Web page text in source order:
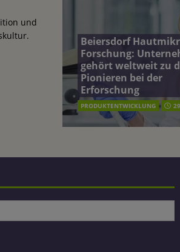
und
Beiersdorf
Forschung:
gehört weltweit zu
Pionieren bei der
Erforschung
PRODUKTENTWICKLUNG